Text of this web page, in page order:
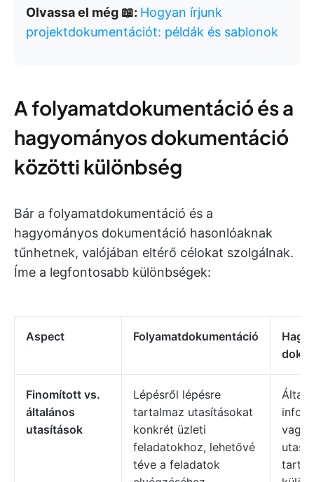
Olvassa el még 📖: Hogyan írjunk
projektdokumentációt: példák és sablonok
A folyamatdokumentáció és a
hagyományos dokumentáció
közötti különbség
Bár a folyamatdokumentáció és a
hagyományos dokumentáció hasonlóaknak
tűnhetnek, valójában eltérő célokat szolgálnak.
Íme a legfontosabb különbségek:
Aspect Folyamatdokumentáció
Finomított vs.
általános
utasítások
Lépésről lépésre
tartalmaz utasításokat
konkrét üzleti
feladatokhoz, lehetővé
téve a feladatok
vagy